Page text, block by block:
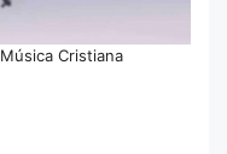
Cristiana